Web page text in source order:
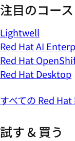
注目のコー
Lightwell
Red Hat AI
Red Hat
Red Hat Desktop
すべての Red
試す & 買う